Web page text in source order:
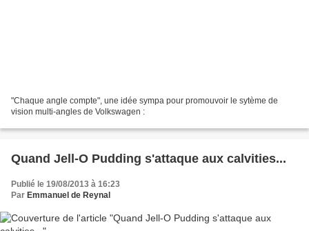
"Chaque angle compte", une idée sympa pour promouvoir le sytème de
vision multi-angles de Volkswagen :
Quand Jell-O Pudding s'attaque aux calvities...
Publié le 19/08/2013 à 16:23
Par Emmanuel de Reynal